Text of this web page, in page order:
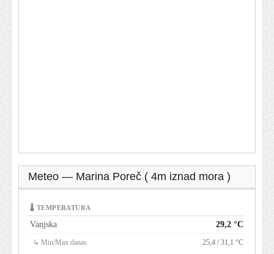
Meteo — Marina Poreč ( 4m iznad mora )
🌡 TEMPERATURA
Vanjska 29,2 °C
↳ Min/Max danas 25,4 / 31,1 °C